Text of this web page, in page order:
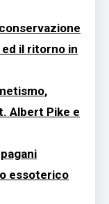
il ritorno in
Albert Pike e
essoterico